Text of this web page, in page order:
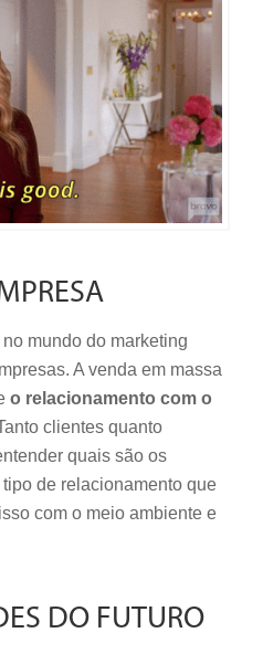
mundo do marketing
A venda em massa
o relacionamento com o
clientes quanto
quais são os
de relacionamento que
com o meio ambiente e
DO FUTURO